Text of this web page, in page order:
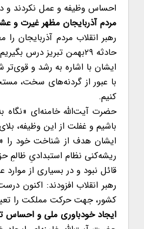
احساس وظیفه و عمل نکردند و
مردم آذربایجان مظهر غیرت و
رهبر انقلاب مردم آذربایجان
حادثه ۲۹بهمن تبریز درس بگیریم.
با عبور از گردنه‌های سخت،
کنیم.
حضرت آیت‌الله خامنه‌ای «نگاه
باشیم و غفلت از این وظیفه،
ایشان هدف از شناخت خود را
ریشه‌کنی نظام استبدادیِ ظالمِ
قائل نبود و در بسیاری از
رهبر انقلاب افزودند: اکنون
کشور، جهت حرکت مملکت را
ایجاد خودباوری ملی و احساس